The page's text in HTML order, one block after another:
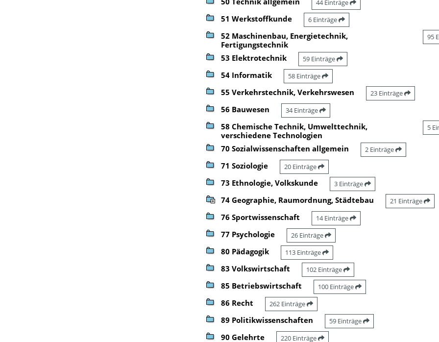
44 Einträge
51 Werkstoffkunde 6 Einträge
52 Maschinenbau, Energietechnik,
Fertigungstechnik
95
53 Elektrotechnik 59 Einträge
54 Informatik 58 Einträge
55 Verkehrstechnik, Verkehrswesen 23 Einträge
56 Bauwesen 34 Einträge
58 Chemische Technik, Umwelttechnik,
verschiedene Technologien
5
70 Sozialwissenschaften allgemein 2 Einträge
71 Soziologie 20 Einträge
73 Ethnologie, Volkskunde 3 Einträge
74 Geographie, Raumordnung, Städtebau 21 Einträge
76 Sportwissenschaft 14 Einträge
77 Psychologie 26 Einträge
80 Pädagogik 113 Einträge
83 Volkswirtschaft 102 Einträge
85 Betriebswirtschaft 100 Einträge
86 Recht 262 Einträge
89 Politikwissenschaften 59 Einträge
90 Gelehrte 220 Einträge